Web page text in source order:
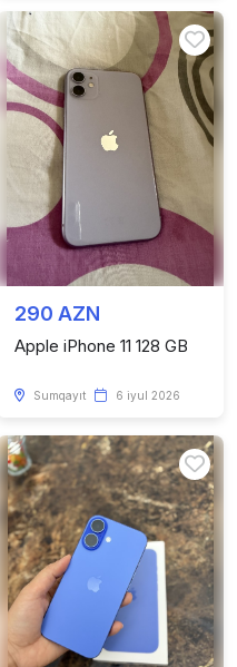
290 AZN
Apple iPhone 11 128 GB
Sumqayıt 6 iyul 2026